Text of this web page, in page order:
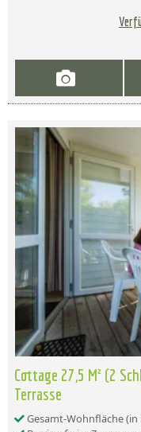
Cottage 27,5 M² (2
Terrasse
Gesamt-Wohnfläche (in